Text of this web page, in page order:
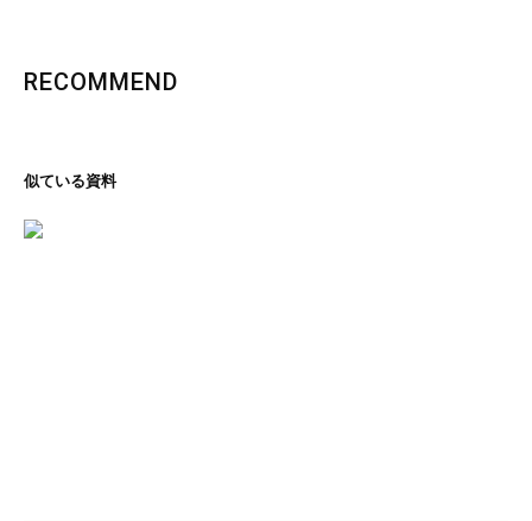
RECOMMEND
似ている資料